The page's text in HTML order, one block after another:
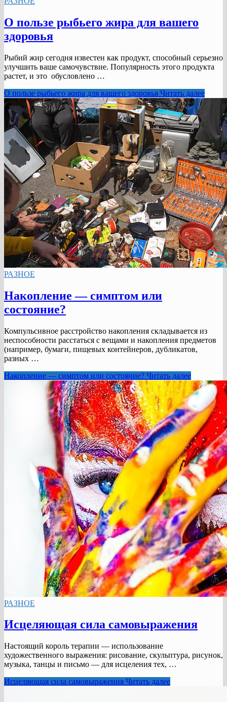
О пользе рыбьего жира для вашего
здоровья
Рыбий жир сегодня известен как продукт, способный серьезно
улучшить ваше самочувствие. Популярность этого продукта
растет, и это обусловлено …
О пользе рыбьего жира для вашего здоровья Читать далее
РАЗНОЕ
Накопление — симптом или
состояние?
Компульсивное расстройство накопления складывается из
неспособности расстаться с вещами и накопления предметов
(например, бумаги, пищевых контейнеров, дубликатов,
разных …
Накопление — симптом или состояние? Читать далее
РАЗНОЕ
Исцеляющая сила самовыражения
Настоящий король терапии — использование
художественного выражения: рисование, скульптура, рисунок,
музыка, танцы и письмо — для исцеления тех, …
Исцеляющая сила самовыражения Читать далее